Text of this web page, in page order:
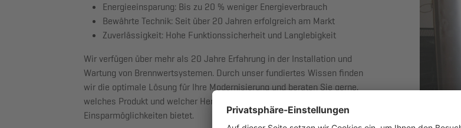
Energieeinsparung: Bis zu 20 % weniger Energieverbrauch
Bewährte Technik: Seit über 20 Jahren erfolgreich am Markt
Zuverlässigkeit: Hohe Funktionssicherheit und Langlebigkeit
Wir verfügen über mehr als 20 Jahre Erfahrung in der Installation und
Wartung von Brennwertsystemen. Durch unser fundiertes Wissen finden
wir die optimale Lösung für Ihre Modernisierung und beraten Sie gerne,
welches Produkt und welcher Hersteller für Ihr Zuhause die besten
Einsparmöglichkeiten bietet.